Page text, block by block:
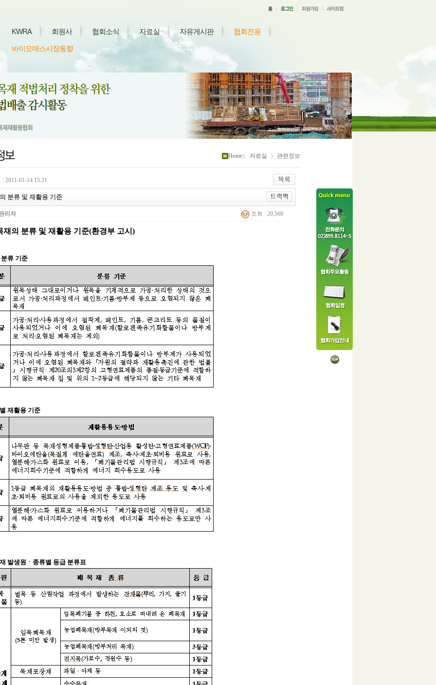
KWRA 회원사 협회소식 자료실 자유게시판 협회전용
바이오매스시장동향
Home 자료실 관련정보
2011-01-14 15:21
분류 및 재활용 기준
리자 조회 : 20,568
의 분류 및 재활용 기준(환경부 고시)
류 기준
재활용 기준
발생원ㆍ종류별 등급 분류표